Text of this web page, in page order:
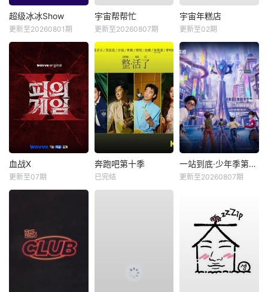
超级冰冰Show
更新至20260801期
宇宙帮帮忙
更新至20260807期
宇宙年糕店
更新至02期
血战X
更新至07期
奔跑吧第十季
已完结
一站到底·少年季第2季
更新至20260807期